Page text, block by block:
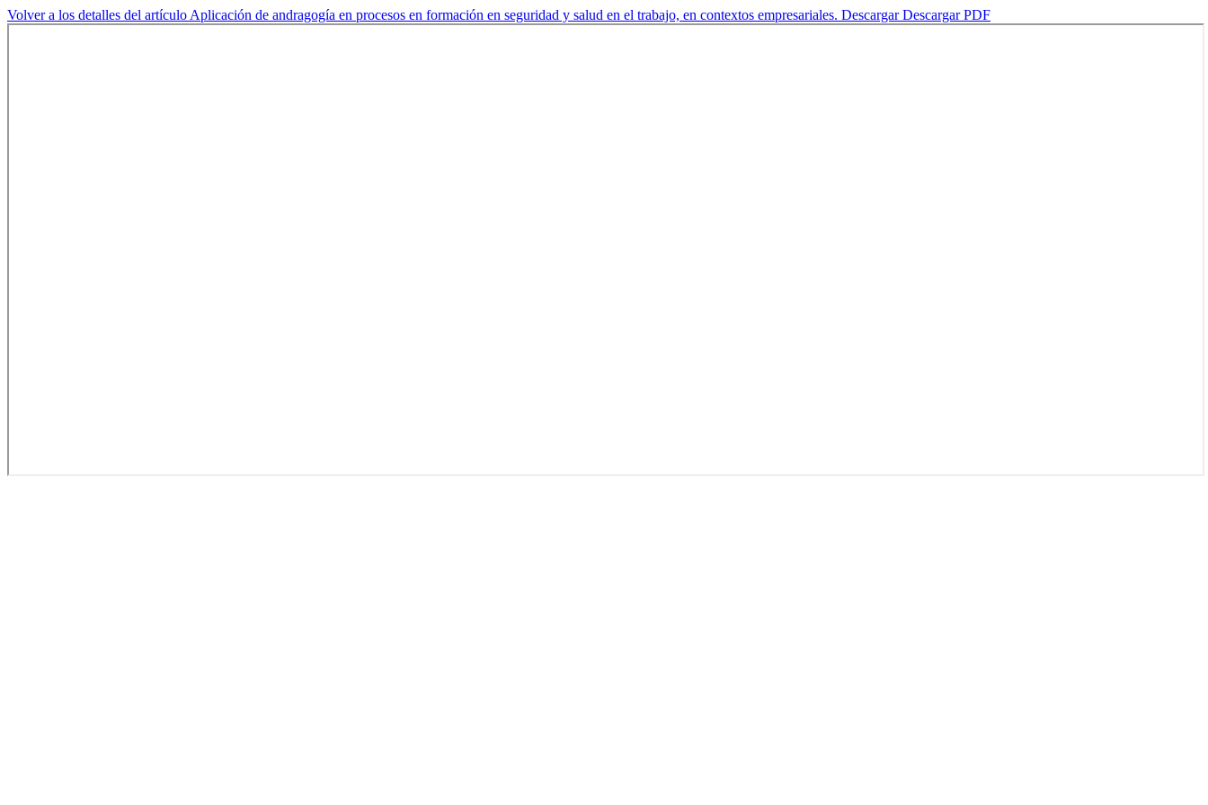
Volver a los detalles del artículo Aplicación de andragogía en procesos en formación en seguridad y salud en el trabajo, en contextos empresariales. DescargarDescargar PDF